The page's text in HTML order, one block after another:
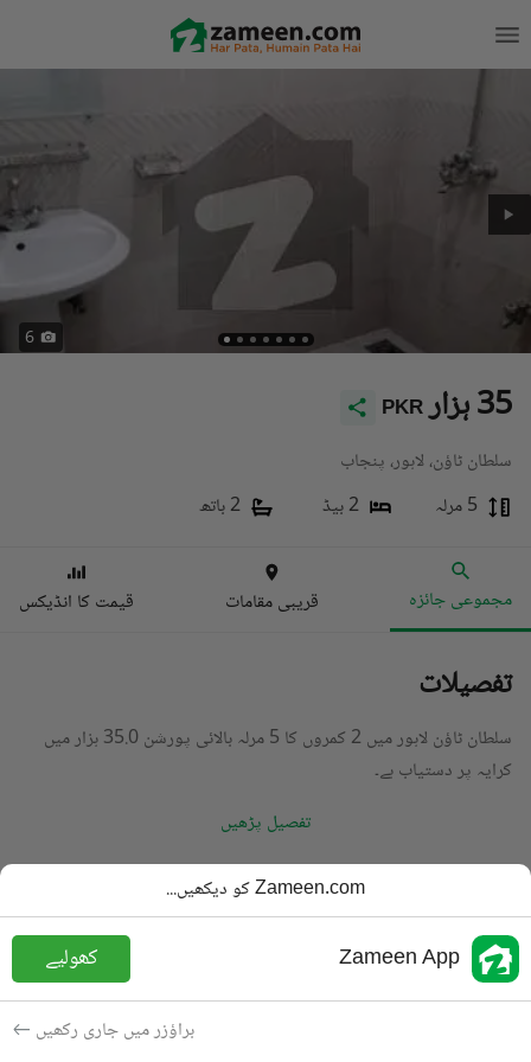
6
PKR 35 ہزار
سلطان ٹاؤن، لاہور، پنجاب
5 مرلہ
2 بیڈ 2 باتھ
مجموعی جائزہ قریبی مقامات قیمت کا انڈیکس
تفصیلات
سلطان ٹاؤن لاہور میں 2 کمروں کا 5 مرلہ بالائی پورشن 35.0 ہزار میں
کرایہ پر دستیاب ہے۔
تفصیل پڑھیں
بالائی پورشن
قیمت
PKR
35 ہزار
باتھ
رقبہ
5 مرلہ
کرایہ پر دستیاب
Zameen.com کو دیکھیں...
Zameen App کھولیے
براؤزر میں جاری رکھیں